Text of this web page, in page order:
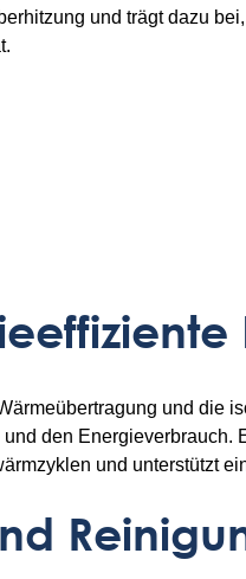
und trägt dazu
und die
den Energieverbrauch.
und unterstützt